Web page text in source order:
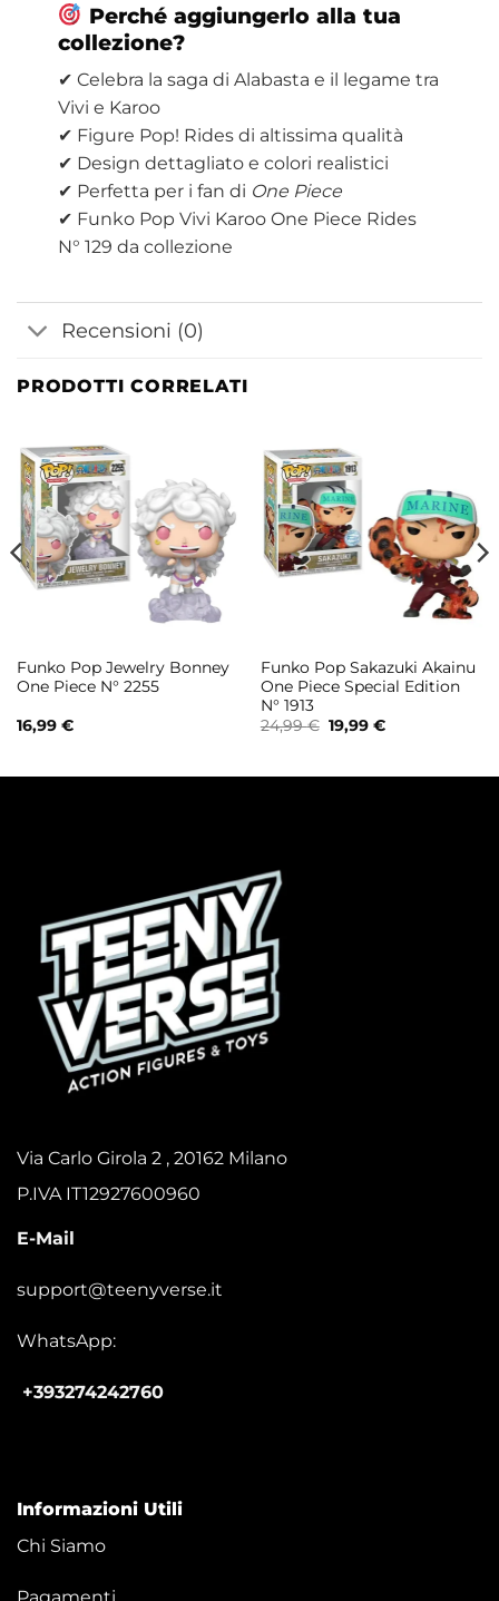
Perché aggiungerlo alla tua
collezione?
✔ Celebra la saga di Alabasta e il legame tra
Vivi e Karoo
✔ Figure Pop! Rides di altissima qualità
✔ Design dettagliato e colori realistici
✔ Perfetta per i fan di One Piece
✔ Funko Pop Vivi Karoo One Piece Rides
N° 129 da collezione
Recensioni (0)
PRODOTTI CORRELATI
Funko Pop Jewelry Bonney
One Piece N° 2255
16,99 €
Funko Pop Sakazuki Akainu
One Piece Special Edition
N° 1913
24,99€ Il
prezzo
24,99 €.
19,99 €Il
19,99 €.
Via Carlo Girola 2 , 20162 Milano
P.IVA IT12927600960
E-Mail
support@teenyverse.it
WhatsApp:
+393274242760
Informazioni Utili
Chi Siamo